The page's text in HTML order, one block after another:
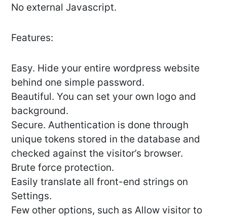
No external Javascript.
Features:
Easy. Hide your entire wordpress website
behind one simple password.
Beautiful. You can set your own logo and
background.
Secure. Authentication is done through
unique tokens stored in the database and
checked against the visitor’s browser.
Brute force protection.
Easily translate all front-end strings on
Settings.
Few other options, such as Allow visitor to